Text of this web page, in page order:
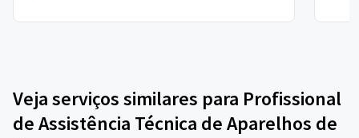
Veja serviços similares para Profissional
de Assistência Técnica de Aparelhos de